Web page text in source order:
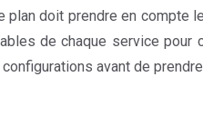
plan doit prendre en
de chaque service pour
avant de